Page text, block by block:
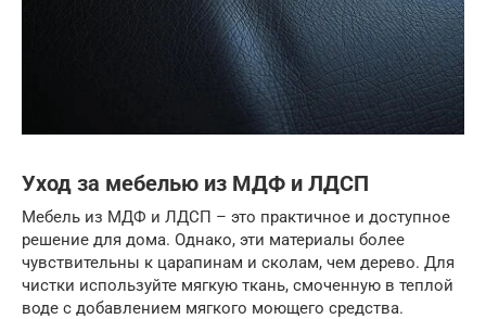
Уход за мебелью из МДФ и ЛДСП
Мебель из МДФ и ЛДСП – это практичное и доступное
решение для дома. Однако, эти материалы более
чувствительны к царапинам и сколам, чем дерево. Для
чистки используйте мягкую ткань, смоченную в теплой
воде с добавлением мягкого моющего средства.